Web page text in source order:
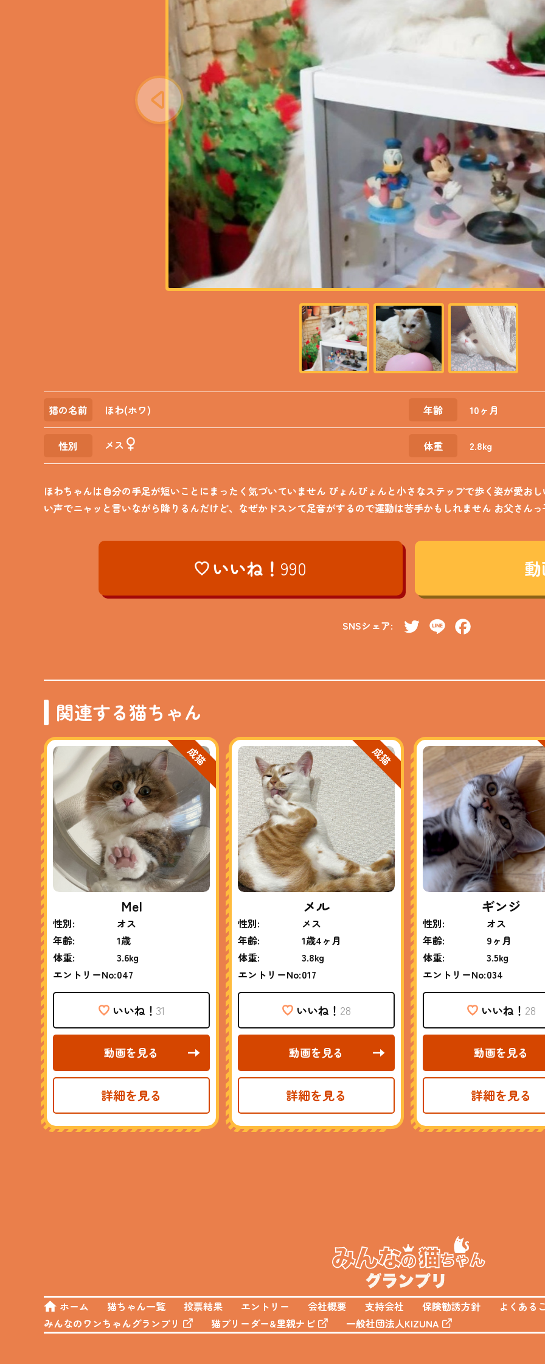
猫の名前 ほわ(ホワ) 年齢 10ヶ月
性別 メス 体重 2.8kg
ほわちゃんは自分の手足が短いことにまったく気づいていません ぴょんぴょんと小さなステップで歩く姿が愛お
い声でニャッと言いながら降りるんだけど、なぜかドスンて足音がするので運動は苦手かもしれません お父さん
いいね！ 990
SNSシェア: TwitterLine
関連する猫ちゃん
Mel
性別:
オス
年齢:
1歳
体重:
3.6kg
エントリーNo:047
いいね！ 31
動画を見る
詳細を見る
メル
性別:
メス
年齢:
1歳4ヶ月
体重:
3.8kg
エントリーNo:017
いいね！ 28
動画を見る
詳細を見る
ギンジ
性別:
オス
年齢:
9ヶ月
体重:
3.5kg
エントリーNo:034
いいね！ 28
動画を見る
詳細を見る
ホーム 猫ちゃん一覧 投票結果 エントリー 会社概要 支持会社 保険勧誘方針
よくある
みんなのワンちゃんグランプリ
猫ブリーダー&里親ナビ 一般社団法人KIZUNA